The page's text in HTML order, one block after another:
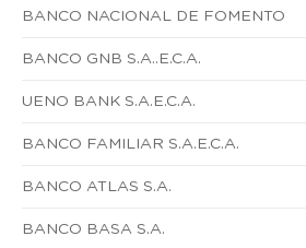
BANCO NACIONAL DE FOMENTO
BANCO GNB S.A..E.C.A.
UENO BANK S.A.E.C.A.
BANCO FAMILIAR S.A.E.C.A.
BANCO ATLAS S.A.
BANCO BASA S.A.